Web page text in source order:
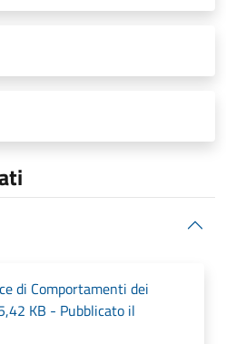
di Comportamenti dei
KB - Pubblicato il